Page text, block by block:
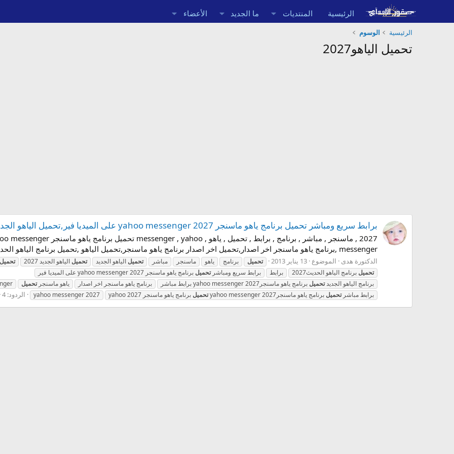
الرئيسية المنتديات ما الجديد الأعضاء
الرئيسية الوسوم
تحميل الياهو2027
برابط سريع ومباشر تحميل برنامج ياهو ماسنجر 2027 yahoo messenger على الميديا فير,تحميل الياهو الجديد
messenger ,برنامج ياهو ماسنجر اخر اصدار,تحميل اخر اصدار برنامج ياهو ماسنجر,تحميل الياهو ,تحميل برنامج الياهو الحديث ,ياهو ماسنجر...
الدكتورة هدى الموضوع 13 يناير 2013 تحميل برنامج ياهو ماسنجر مباشر تحميل الياهو الجديد تحميل الياهو الجديد 2027 تحميل
تحميل برنامج الياهو الحديث2027 برابط برابط سريع ومباشرتحميل برنامج ياهو ماسنجر 2027 yahoo messenger على الميديا فير
برنامج الياهو الجديدتحميل برنامج ياهو ماسنجر2027 yahoo messenger برابط مباشر برنامج ياهو ماسنجر اخر اصدار ياهو ماسنجرتحميل
yahoo
تحميل برنامج ياهو ماسنجر 2027 yahoo messenger برابط مباشرتحميل برنامج ياهو ماسنجر2027 yahoo messenger 2027 الردود: 4